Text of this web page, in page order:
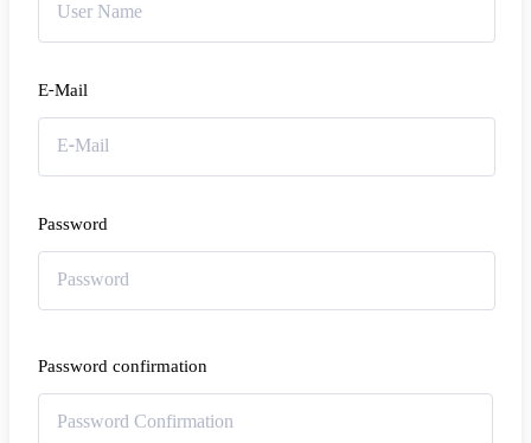
E-Mail
Password
Password confirmation